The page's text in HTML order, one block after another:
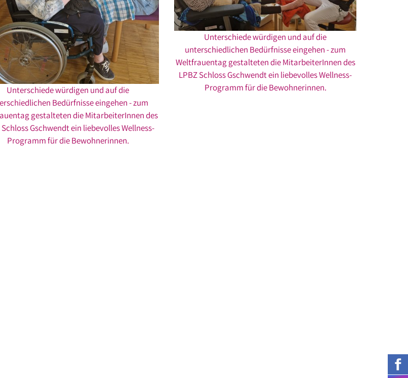
Unterschiede würdigen und auf die
Bedürfnisse eingehen - zum
gestalteten die MitarbeiterInnen des
Schloss Gschwendt ein liebevolles Wellness-
Programm für die Bewohnerinnen.
Unterschiede würdigen und auf die
unterschiedlichen Bedürfnisse eingehen - zum
Weltfrauentag gestalteten die MitarbeiterInnen des
LPBZ Schloss Gschwendt ein liebevolles Wellness-
Programm für die Bewohnerinnen.